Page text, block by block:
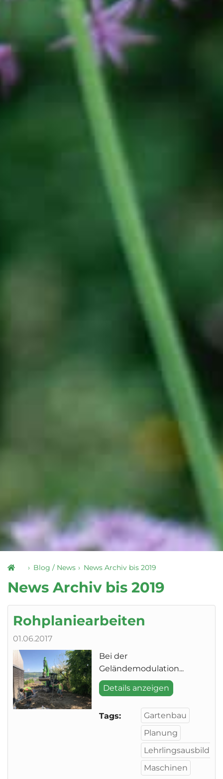
Blog / News News Archiv bis 2019
News Archiv bis 2019
Rohplaniearbeiten
01.06.2017
Bei der
Geländemodulation...
Details anzeigen
Tags:
Gartenbau
Planung
Maschinen